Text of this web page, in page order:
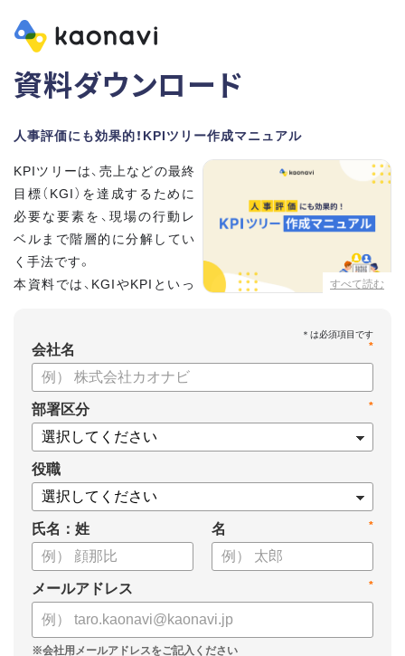
資料ダウンロード
人事評価にも効果的！KPIツリー作成マニュアル
すべて読む
KPIツリーは、売上などの最終
目標（KGI）を達成するために
必要な要素を、現場の行動レ
ベルまで階層的に分解してい
く手法です。
本資料では、KGIやKPIといっ
【資料の内容】
・KGI、KPIなどの用語をおさらい
・KPIツリーの作り方
・業種別のKPIツリー例
*
会社名
*
部署区分
役職
氏名：姓 *
名
*
メールアドレス